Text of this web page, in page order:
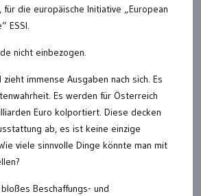
für die europäische Initiative „European
ESSI.
nicht einbezogen.
immense Ausgaben nach sich. Es
Es werden für Österreich
Euro kolportiert. Diese decken
ab, es ist keine einzige
viele sinnvolle Dinge könnte man mit
Beschaffungs- und